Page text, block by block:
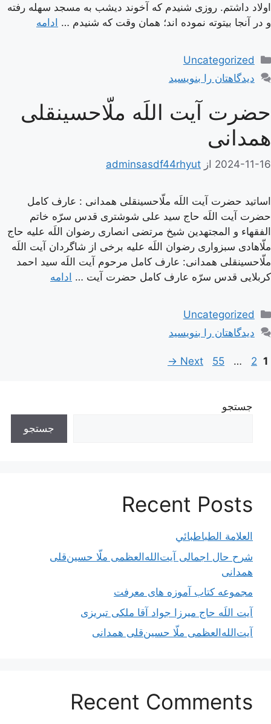
اولاد داشتم. روزى شنيدم كه آخوند ديشب به مسجد سهله رفته
و در آنجا بيتوته نموده‏ اند؛ همان وقت كه شنيدم … ادامه
دسته‌ها
Uncategorized
دیدگاهتان را بنویسید
حضرت آیت اللَه ملّاحسینقلی
همدانی
2024-11-16 از adminsasdf44rhyut
اساتید حضرت آیت اللَه ملّاحسینقلی همدانی : عارف کامل
حضرت آیت اللَه حاج سید علی شوشتری قدس سرّه خاتم
الفقهاء و المجتهدین شیخ مرتضی انصاری رضوان اللَه علیه حاج
ملّاهادی سبزواری رضوان اللَه علیه برخی از شاگردان آیت اللَه
ملّاحسینقلی همدانی: عارف کامل مرحوم آیت اللَه سيد احمد
كربلايى قدس سرّه عارف کامل حضرت آیت … ادامه
دسته‌ها
Uncategorized
دیدگاهتان را بنویسید
ناوبری
Page
1
Page
2
…
Page
55
Next
→
جستجو
جستجو
Recent Posts
العلامة الطباطبائي
شرح حال اجمالی آیت‌الله‌العظمی ملّا حسین‌قلی
همدانی
مجموعه کتاب آموزه های معرفت
آیت اللَه حاج میرزا جواد آقا ملکی تبریزی
آیت‌الله‌العظمی ملّا حسین‌قلی همدانی
Recent Comments